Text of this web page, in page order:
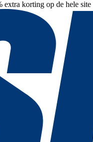
korting op de hele site